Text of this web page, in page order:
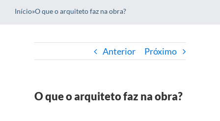
Início»O que o arquiteto faz na obra?
Anterior Próximo
O que o arquiteto faz na obra?